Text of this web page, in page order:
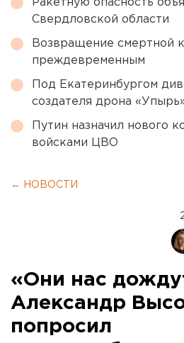
Ракетную опасность
Свердловской области
Возвращение смертной
преждевременным
Под Екатеринбургом
создателя дрона
Путин назначил нового
войсками ЦВО
← НОВОСТИ
«Они нас
Александр
попросил